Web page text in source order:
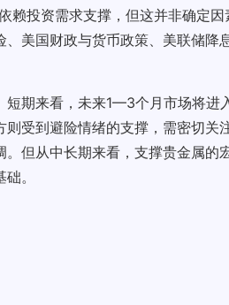
投资需求支撑，但这并非确定
美国财政与货币政策、美联储
期来看，未来1—3个月市场将进
受到避险情绪的支撑，需密切关
但从中长期来看，支撑贵金属的
。